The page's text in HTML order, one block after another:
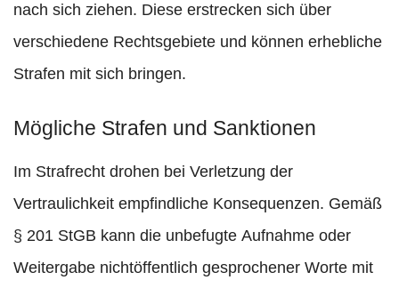
nach sich ziehen. Diese erstrecken sich über
verschiedene Rechtsgebiete und können erhebliche
Strafen mit sich bringen.
Mögliche Strafen und Sanktionen
Im Strafrecht drohen bei Verletzung der
Vertraulichkeit empfindliche Konsequenzen. Gemäß
§ 201 StGB kann die unbefugte Aufnahme oder
Weitergabe nichtöffentlich gesprochener Worte mit